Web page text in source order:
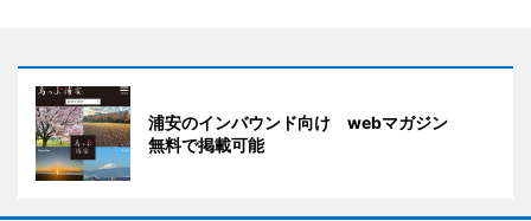
浦安のインバウンド向け webマガジン
無料で掲載可能